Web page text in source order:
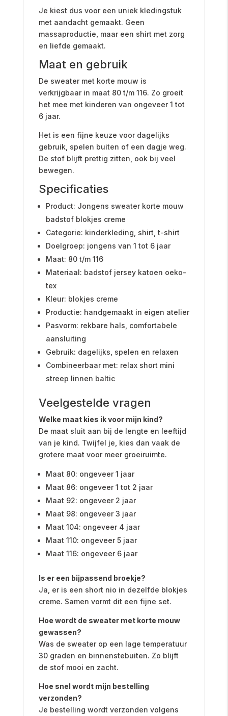
Je kiest dus voor een uniek kledingstuk
met aandacht gemaakt. Geen
massaproductie, maar een shirt met zorg
en liefde gemaakt.
Maat en gebruik
De sweater met korte mouw is
verkrijgbaar in maat 80 t/m 116. Zo groeit
het mee met kinderen van ongeveer 1 tot
6 jaar.
Het is een fijne keuze voor dagelijks
gebruik, spelen buiten of een dagje weg.
De stof blijft prettig zitten, ook bij veel
bewegen.
Specificaties
Product: Jongens sweater korte mouw
badstof blokjes creme
Categorie: kinderkleding, shirt, t-shirt
Doelgroep: jongens van 1 tot 6 jaar
Maat: 80 t/m 116
Materiaal: badstof jersey katoen oeko-
tex
Kleur: blokjes creme
Productie: handgemaakt in eigen atelier
Pasvorm: rekbare hals, comfortabele
aansluiting
Gebruik: dagelijks, spelen en relaxen
Combineerbaar met: relax short mini
streep linnen baltic
Veelgestelde vragen
Welke maat kies ik voor mijn kind?
De maat sluit aan bij de lengte en leeftijd
van je kind. Twijfel je, kies dan vaak de
grotere maat voor meer groeiruimte.
Maat 80: ongeveer 1 jaar
Maat 86: ongeveer 1 tot 2 jaar
Maat 92: ongeveer 2 jaar
Maat 98: ongeveer 3 jaar
Maat 104: ongeveer 4 jaar
Maat 110: ongeveer 5 jaar
Maat 116: ongeveer 6 jaar
Is er een bijpassend broekje?
Ja, er is een short nio in dezelfde blokjes
creme. Samen vormt dit een fijne set.
Hoe wordt de sweater met korte mouw
gewassen?
Was de sweater op een lage temperatuur
30 graden en binnenstebuiten. Zo blijft
de stof mooi en zacht.
Hoe snel wordt mijn bestelling
verzonden?
Je bestelling wordt verzonden volgens